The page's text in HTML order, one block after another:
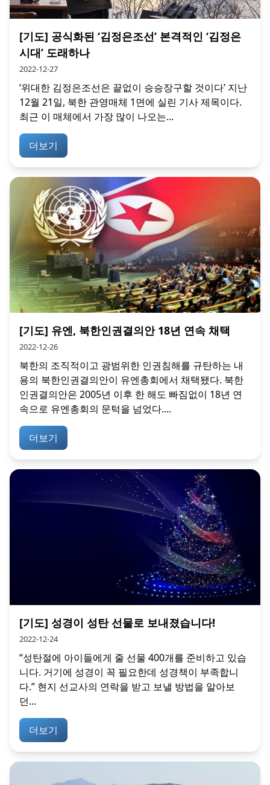
[기도] 공식화된 ‘김정은조선’ 본격적인 ‘김정은
시대’ 도래하나
2022-12-27
‘위대한 김정은조선은 끝없이 승승장구할 것이다’ 지난
12월 21일, 북한 관영매체 1면에 실린 기사 제목이다.
최근 이 매체에서 가장 많이 나오는...
더보기
[기도] 유엔, 북한인권결의안 18년 연속 채택
2022-12-26
북한의 조직적이고 광범위한 인권침해를 규탄하는 내
용의 북한인권결의안이 유엔총회에서 채택됐다. 북한
인권결의안은 2005년 이후 한 해도 빠짐없이 18년 연
속으로 유엔총회의 문턱을 넘었다....
더보기
[기도] 성경이 성탄 선물로 보내졌습니다!
2022-12-24
“성탄절에 아이들에게 줄 선물 400개를 준비하고 있습
니다. 거기에 성경이 꼭 필요한데 성경책이 부족합니
다.” 현지 선교사의 연락을 받고 보낼 방법을 알아보
던...
더보기